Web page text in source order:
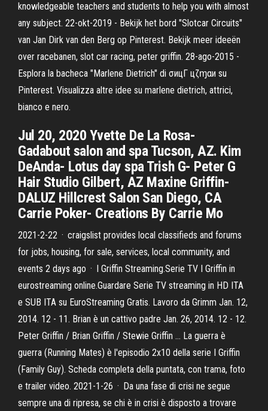
knowledgeable teachers and students to help you with almost
any subject. 22-okt-2019 - Bekijk het bord "Slotcar Circuits"
van Jan Dirk van den Berg op Pinterest. Bekijk meer ideeën
over racebanen, slot car racing, peter griffin. 28-ago-2015 -
Esplora la bacheca "Marlene Dietrich" di σицΓ цζɱαи su
Pinterest. Visualizza altre idee su marlene dietrich, attrici,
bianco e nero.
Jul 20, 2020 Yvette De La Rosa-
Gadabout salon and spa Tucson, AZ. Kim
DeAnda- Lotus day spa Trish G- Peter G
Hair Studio Gilbert, AZ Maxine Griffin-
DALUZ Hillcrest Salon San Diego, CA
Carrie Poker- Creations By Carrie Mo
2021-2-22 · craigslist provides local classifieds and forums
for jobs, housing, for sale, services, local community, and
events 2 days ago · I Griffin Streaming.Serie TV I Griffin in
eurostreaming online.Guardare Serie TV streaming in HD ITA
e SUB ITA su EuroStreaming Gratis. Lavoro da Grimm Jan. 12,
2014. 12 - 11. Brian è un cattivo padre Jan. 26, 2014. 12 - 12.
Peter Griffin / Brian Griffin / Stewie Griffin … La guerra è
guerra (Running Mates) è l'episodio 2x10 della serie I Griffin
(Family Guy). Scheda completa della puntata, con trama, foto
e trailer video. 2021-1-26 · Da una fase di crisi ne segue
sempre una di ripresa, se chi è in crisi è disposto a trovare